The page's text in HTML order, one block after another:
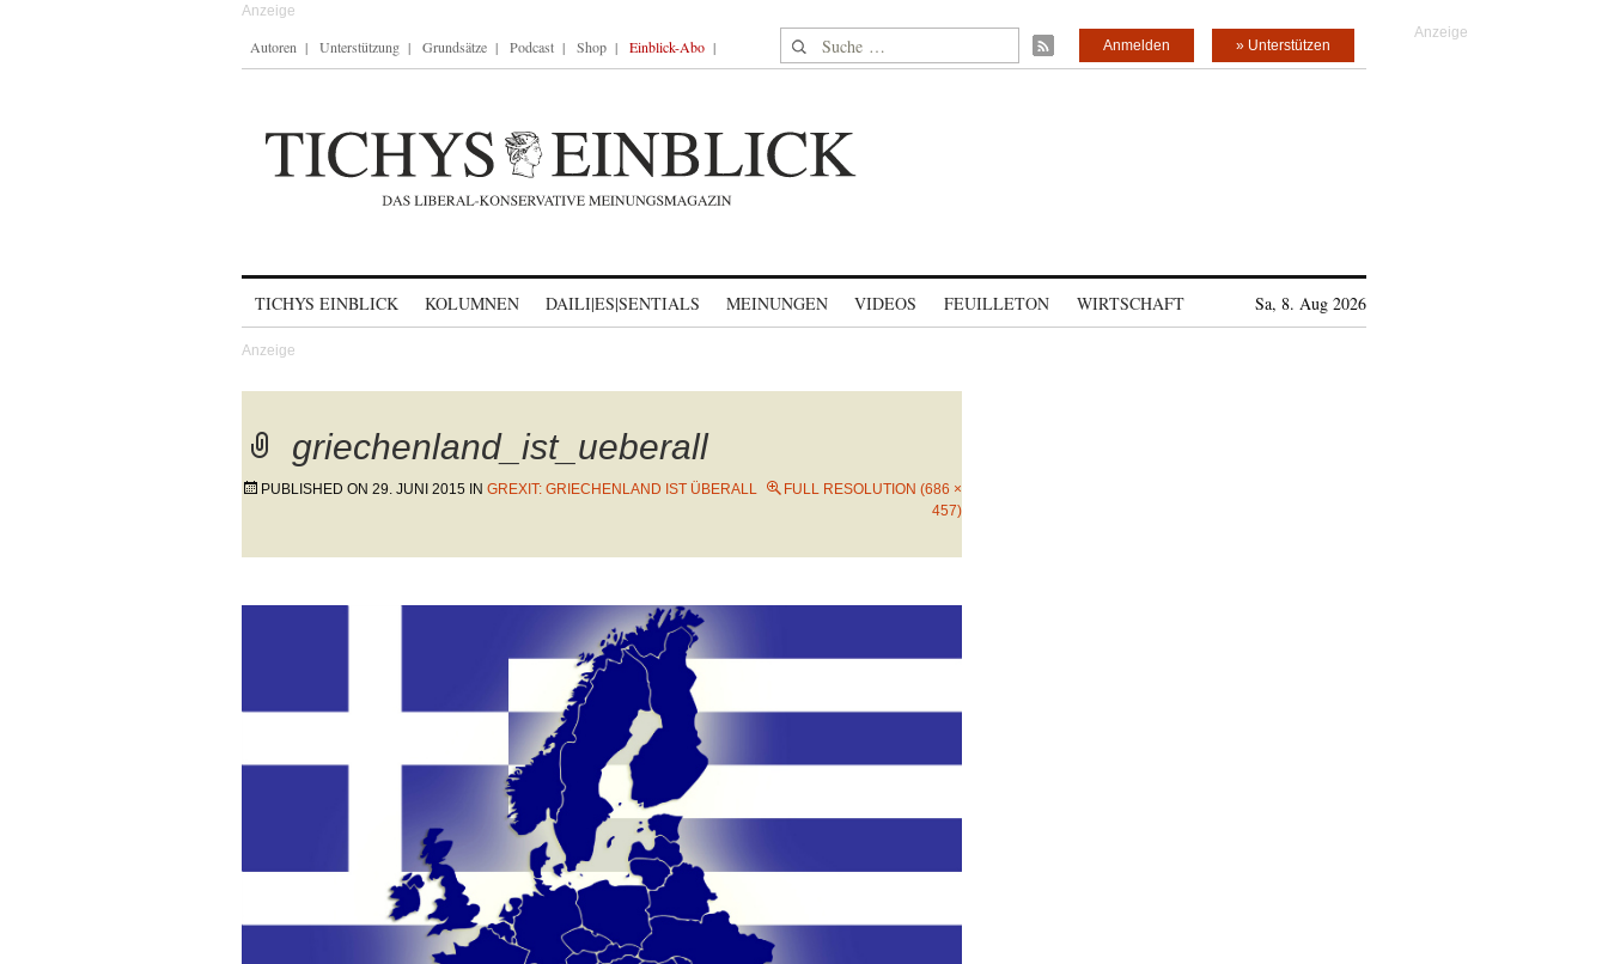
Autoren Unterstützung Grundsätze Podcast Shop Einblick-Abo Suche nach: » Unterstützen
Anmelden
TICHYS EINBLICK KOLUMNEN DAILI|ES|SENTIALS MEINUNGEN VIDEOS FEUILLETON WIRTSCHAFT Sa, 8. Aug 2026
griechenland_ist_ueberall
PUBLISHED ON 29. JUNI 2015 IN GREXIT: GRIECHENLAND IST ÜBERALL
FULL RESOLUTION (686 ×
457)